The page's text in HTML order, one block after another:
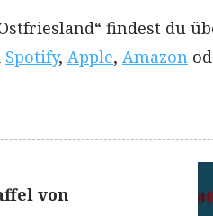
findest du
Spotify, Apple, Amazon
von